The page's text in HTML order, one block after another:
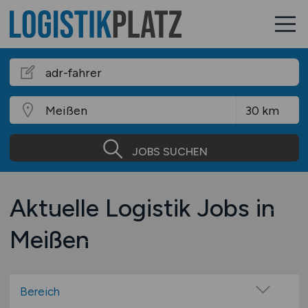
JOBS SUCHEN
Aktuelle Logistik Jobs in
Meißen
Bereich